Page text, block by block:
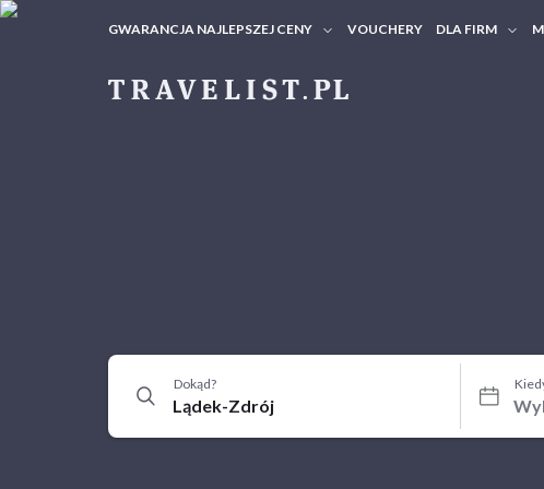
GWARANCJA NAJLEPSZEJ CENY VOUCHERY DLA FIRM
Dokąd?